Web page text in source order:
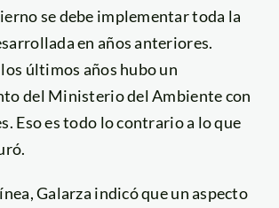
se debe implementar toda la
en años anteriores.
los últimos años hubo un
del Ministerio del Ambiente con
Eso es todo lo contrario a lo que
Galarza indicó que un aspecto